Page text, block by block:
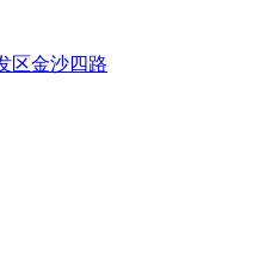
区金沙四路